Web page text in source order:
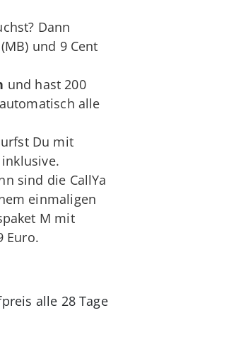
Dann
und 9 Cent
und hast 200
alle
Du mit
sind die CallYa
einmaligen
M mit
Euro.
alle 28 Tage